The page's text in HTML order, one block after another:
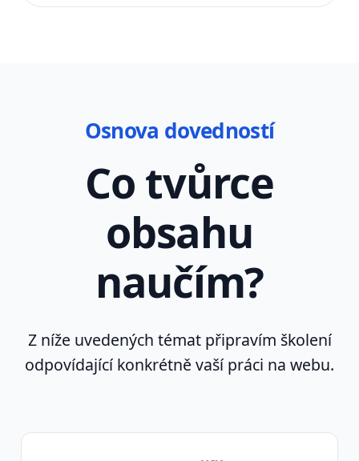
Osnova dovedností
Co tvůrce
obsahu
naučím?
Z níže uvedených témat připravím školení
odpovídající konkrétně vaší práci na webu.